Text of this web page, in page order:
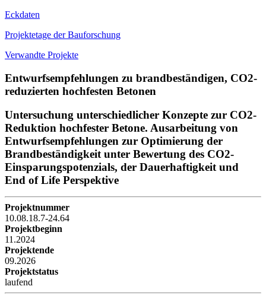
Eckdaten
Projektetage der Bauforschung
Verwandte Projekte
Entwurfsempfehlungen zu brandbeständigen, CO2-
reduzierten hochfesten Betonen
Untersuchung unterschiedlicher Konzepte zur CO2-
Reduktion hochfester Betone. Ausarbeitung von
Entwurfsempfehlungen zur Optimierung der
Brandbeständigkeit unter Bewertung des CO2-
Einsparungspotenzials, der Dauerhaftigkeit und
End of Life Perspektive
Projektnummer
10.08.18.7-24.64
Projektbeginn
11.2024
Projektende
09.2026
Projektstatus
laufend